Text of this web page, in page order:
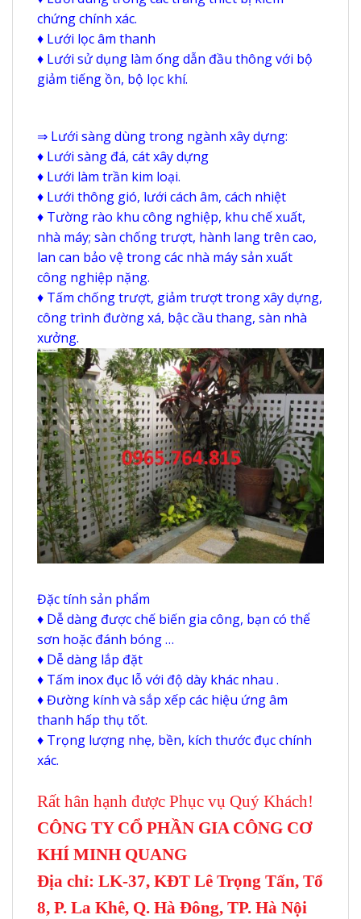
chứng chính xác.
♦ Lưới lọc âm thanh
♦ Lưới sử dụng làm ống dẫn đầu thông với bộ
giảm tiếng ồn, bộ lọc khí.
⇒ Lưới sàng dùng trong ngành xây dựng:
♦ Lưới sàng đá, cát xây dựng
♦ Lưới làm trần kim loại.
♦ Lưới thông gió, lưới cách âm, cách nhiệt
♦ Tường rào khu công nghiệp, khu chế xuất,
nhà máy; sàn chống trượt, hành lang trên cao,
lan can bảo vệ trong các nhà máy sản xuất
công nghiệp nặng.
♦ Tấm chống trượt, giảm trượt trong xây dựng,
công trình đường xá, bậc cầu thang, sàn nhà
xưởng.
Đặc tính sản phẩm
♦ Dễ dàng được chế biến gia công, bạn có thể
sơn hoặc đánh bóng …
♦ Dễ dàng lắp đặt
♦ Tấm inox đục lỗ với độ dày khác nhau .
♦ Đường kính và sắp xếp các hiệu ứng âm
thanh hấp thụ tốt.
♦ Trọng lượng nhẹ, bền, kích thước đục chính
xác.
Rất hân hạnh được Phục vụ Quý Khách!
CÔNG TY CỔ PHẦN GIA CÔNG CƠ
KHÍ MINH QUANG
Địa chỉ: LK-37, KĐT Lê Trọng Tấn, Tổ
8, P. La Khê, Q. Hà Đông, TP. Hà Nội